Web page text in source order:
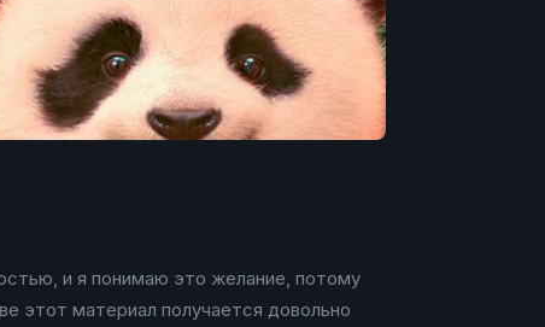
и я понимаю это желание, потому
этот материал получается довольно